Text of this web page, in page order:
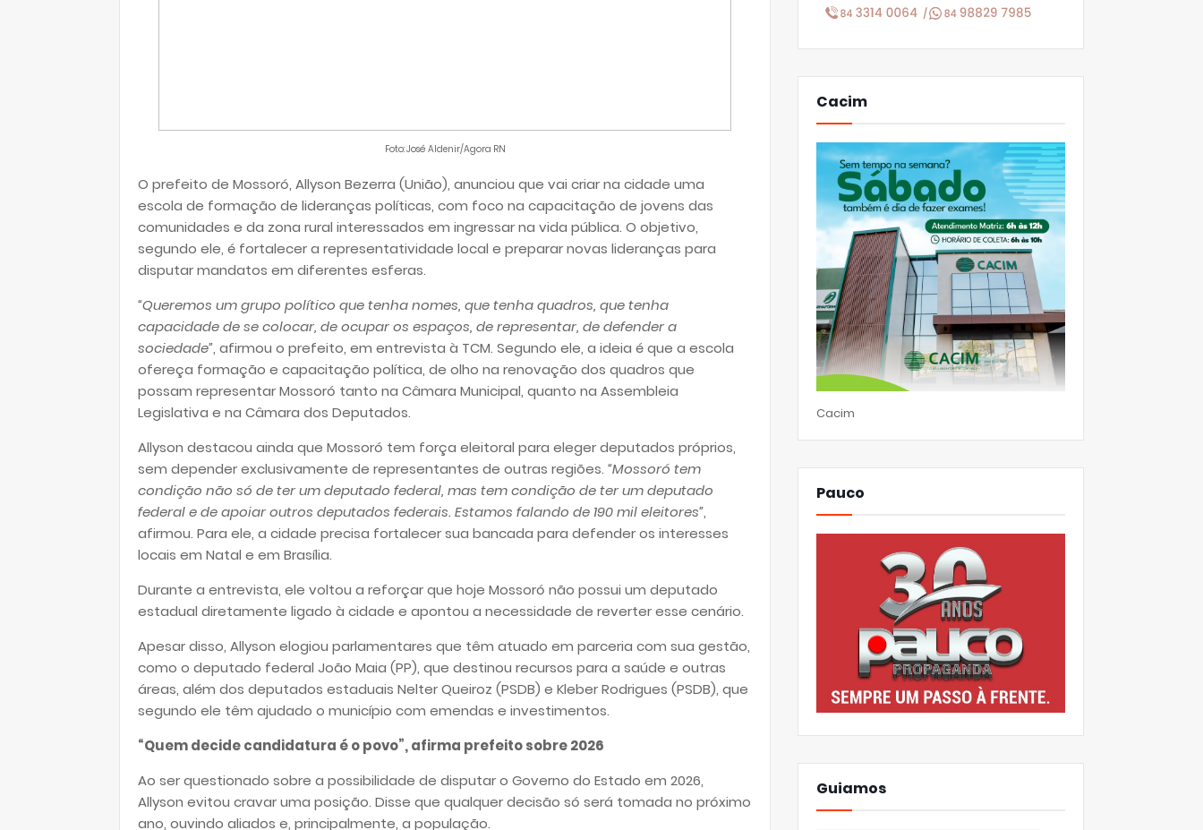
Foto: José Aldenir/Agora RN
O prefeito de Mossoró, Allyson Bezerra (União), anunciou que vai criar na cidade uma
escola de formação de lideranças políticas, com foco na capacitação de jovens das
comunidades e da zona rural interessados em ingressar na vida pública. O objetivo,
segundo ele, é fortalecer a representatividade local e preparar novas lideranças para
disputar mandatos em diferentes esferas.
“Queremos um grupo político que tenha nomes, que tenha quadros, que tenha
capacidade de se colocar, de ocupar os espaços, de representar, de defender a
sociedade”, afirmou o prefeito, em entrevista à TCM. Segundo ele, a ideia é que a escola
ofereça formação e capacitação política, de olho na renovação dos quadros que
possam representar Mossoró tanto na Câmara Municipal, quanto na Assembleia
Legislativa e na Câmara dos Deputados.
Allyson destacou ainda que Mossoró tem força eleitoral para eleger deputados próprios,
sem depender exclusivamente de representantes de outras regiões. “Mossoró tem
condição não só de ter um deputado federal, mas tem condição de ter um deputado
federal e de apoiar outros deputados federais. Estamos falando de 190 mil eleitores”,
afirmou. Para ele, a cidade precisa fortalecer sua bancada para defender os interesses
locais em Natal e em Brasília.
Durante a entrevista, ele voltou a reforçar que hoje Mossoró não possui um deputado
estadual diretamente ligado à cidade e apontou a necessidade de reverter esse cenário.
Apesar disso, Allyson elogiou parlamentares que têm atuado em parceria com sua gestão,
como o deputado federal João Maia (PP), que destinou recursos para a saúde e outras
áreas, além dos deputados estaduais Nelter Queiroz (PSDB) e Kleber Rodrigues (PSDB), que
segundo ele têm ajudado o município com emendas e investimentos.
“Quem decide candidatura é o povo”, afirma prefeito sobre 2026
Ao ser questionado sobre a possibilidade de disputar o Governo do Estado em 2026,
Allyson evitou cravar uma posição. Disse que qualquer decisão só será tomada no próximo
ano, ouvindo aliados e, principalmente, a população.
Cacim
Cacim
Pauco
Guiamos